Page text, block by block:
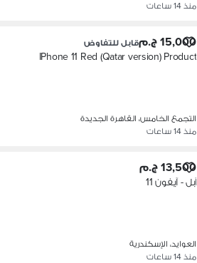
منذ 14 ساعات
15,000 ج.م قابل للتفاوض
IPhone 11 Red (Qatar version) Product
التجمع الخامس، القاهرة الجديدة
منذ 14 ساعات
13,500 ج.م
آبل - آيفون 11
العوايد، الإسكندرية
منذ 14 ساعات